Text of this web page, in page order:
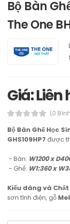
Bộ Bàn
The One
Giá: Liên
(0
Bộ Bàn Ghế Học
GHS109HP7 được
- Bàn: W1200 x
- Ghế: W1:360 x
Kiểu dáng và Chất
sơn tĩnh điện, gỗ